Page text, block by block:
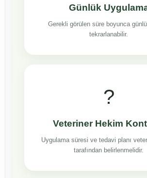
Günlük
Gerekli görülen süre boyunca
tekrarlanabilir.
?
Veteriner Hekim
Uygulama süresi ve tedavi planı
tarafından belirlenmelidir.